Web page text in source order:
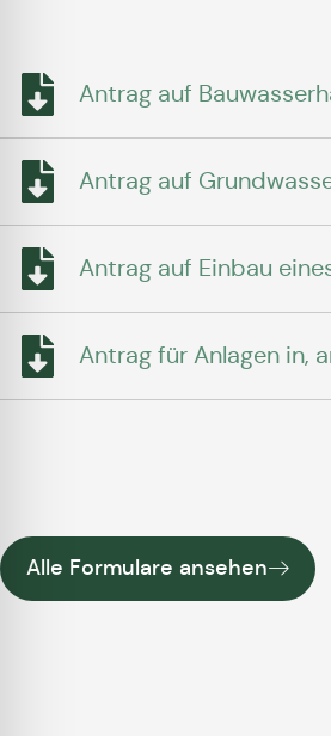
Antrag auf
Antrag auf
Antrag auf Einbau
Antrag für Anlagen in,
Alle Formulare ansehen